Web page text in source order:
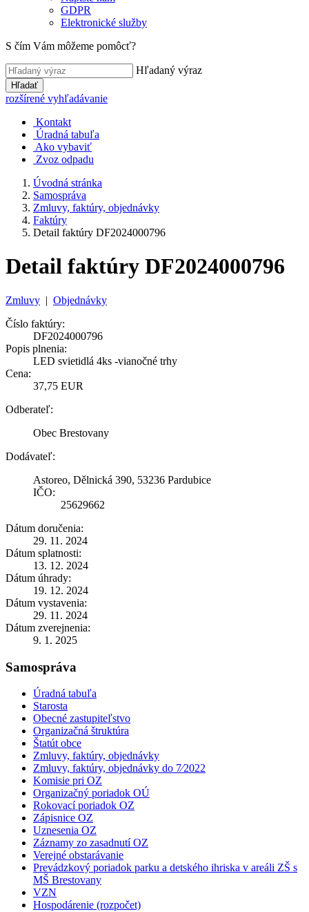
GDPR
Elektronické služby
S čím Vám môžeme pomôcť?
Hľadaný výraz
Hľadať
rozšírené vyhľadávanie
Kontakt
Úradná tabuľa
Ako vybaviť
Zvoz odpadu
Úvodná stránka
Samospráva
Zmluvy, faktúry, objednávky
Faktúry
Detail faktúry DF2024000796
Detail faktúry DF2024000796
Zmluvy | Objednávky
Číslo faktúry:
DF2024000796
Popis plnenia:
LED svietidlá 4ks -vianočné trhy
Cena:
37,75 EUR
Odberateľ:
Obec Brestovany
Dodávateľ:
Astoreo, Dělnická 390, 53236 Pardubice
IČO:
25629662
Dátum doručenia:
29. 11. 2024
Dátum splatnosti:
13. 12. 2024
Dátum úhrady:
19. 12. 2024
Dátum vystavenia:
29. 11. 2024
Dátum zverejnenia:
9. 1. 2025
Samospráva
Úradná tabuľa
Starosta
Obecné zastupiteľstvo
Organizačná štruktúra
Štatút obce
Zmluvy, faktúry, objednávky
Zmluvy, faktúry, objednávky do 7⁄2022
Komisie pri OZ
Organizačný poriadok OÚ
Rokovací poriadok OZ
Zápisnice OZ
Uznesenia OZ
Záznamy zo zasadnutí OZ
Verejné obstarávanie
Prevádzkový poriadok parku a detského ihriska v areáli ZŠ s
MŠ Brestovany
VZN
Hospodárenie (rozpočet)